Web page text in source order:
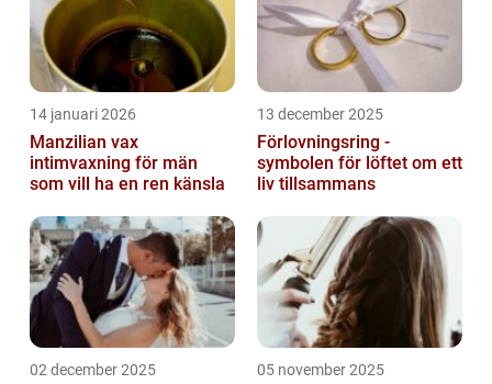
14 januari 2026
Manzilian vax
intimvaxning för män
som vill ha en ren känsla
13 december 2025
Förlovningsring -
symbolen för löftet om ett
liv tillsammans
02 december 2025 05 november 2025